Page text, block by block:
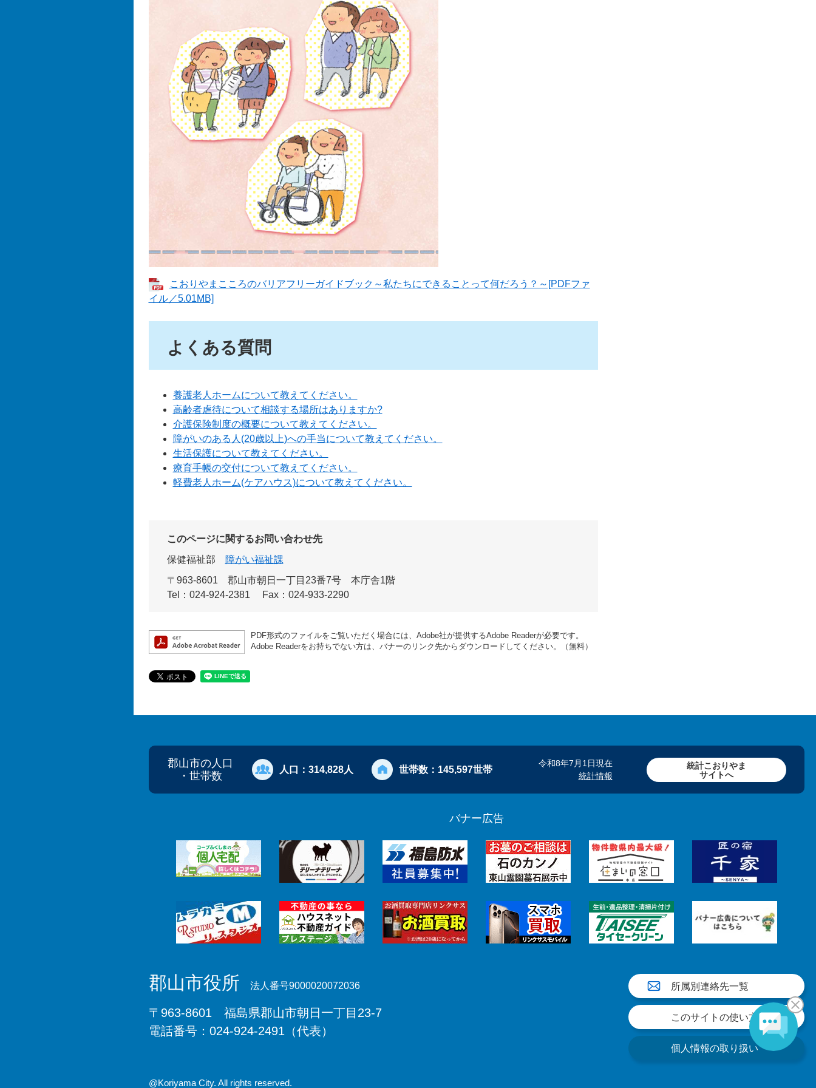
こおりやまこころのバリアフリーガイドブック～私たちにできることって何だろう？～[PDFファ
イル／5.01MB]
よくある質問
養護老人ホームについて教えてください。
高齢者虐待について相談する場所はありますか?
介護保険制度の概要について教えてください。
障がいのある人(20歳以上)への手当について教えてください。
生活保護について教えてください。
療育手帳の交付について教えてください。
軽費老人ホーム(ケアハウス)について教えてください。
このページに関するお問い合わせ先
保健福祉部
障がい福祉課
〒963-8601
郡山市朝日一丁目23番7号 本庁舎1階
Tel：024-924-2381
Fax：024-933-2290
PDF形式のファイルをご覧いただく場合には、Adobe社が提供するAdobe Readerが必要です。
Adobe Readerをお持ちでない方は、バナーのリンク先からダウンロードしてください。（無料）
郡山市の人口
・世帯数
人口： 314,828人 世帯数： 145,597世帯
令和8年7月1日現在
統計情報
統計こおりやま
サイトへ
バナー広告
郡山市役所 法人番号9000020072036
〒963-8601 福島県郡山市朝日一丁目23-7
電話番号：024-924-2491（代表）
所属別連絡先一覧
このサイトの使い方
個人情報の取り扱い
@Koriyama City. All rights reserved.